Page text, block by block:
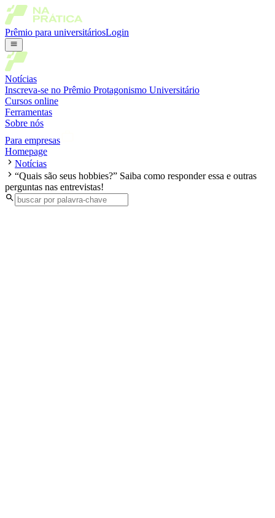
Prêmio para universitáriosLogin
Notícias
Inscreva-se no Prêmio Protagonismo Universitário
Cursos online
Ferramentas
Sobre nós
Para empresas
Homepage
Notícias
“Quais são seus hobbies?” Saiba como responder essa e outras
perguntas nas entrevistas!